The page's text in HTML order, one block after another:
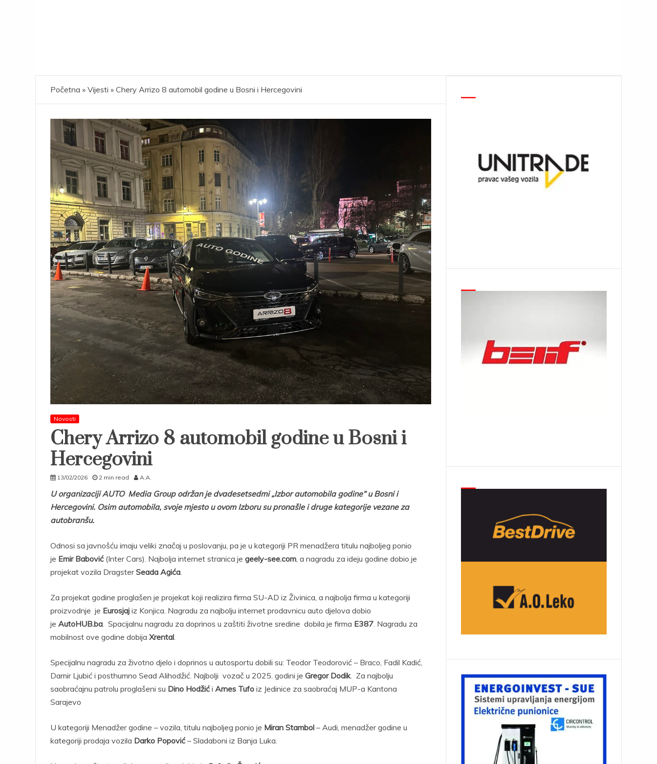
Početna » Vijesti » Chery Arrizo 8 automobil godine u Bosni i Hercegovini
Novosti
Chery Arrizo 8 automobil godine u Bosni i
Hercegovini
13/02/2026 2 min read A.A.
U organizaciji AUTO Media Group održan je dvadesetsedmi „Izbor automobila godine“ u Bosni i
Hercegovini. Osim automobila, svoje mjesto u ovom Izboru su pronašle i druge kategorije vezane za
autobranšu.
Odnosi sa javnošću imaju veliki značaj u poslovanju, pa je u kategoriji PR menadžera titulu najboljeg ponio
je Emir Babović (Inter Cars). Najbolja internet stranica je geely-see.com, a nagradu za ideju godine dobio je
projekat vozila DragsterSeada Agića.
Za projekat godine proglašen je projekat koji realizira firma SU-AD iz Živinica, a najbolja firma u kategoriji
proizvodnje je Eurosjaj iz Konjica. Nagradu za najbolju internet prodavnicu auto djelova dobio
je AutoHUB.ba. Spacijalnu nagradu za doprinos u zaštiti životne sredine dobila je firma E387. Nagradu za
mobilnost ove godine dobija Xrental.
Specijalnu nagradu za životno djelo i doprinos u autosportu dobili su: Teodor Teodorović – Braco, Fadil Kadić,
Damir Ljubić i posthumno Sead Alihodžić. Najbolji vozač u 2025. godini je Gregor Dodik. Za najbolju
saobraćajnu patrolu proglašeni su Dino Hodžić i Arnes Tufo iz Jedinice za saobraćaj MUP-a Kantona
Sarajevo
U kategoriji Menadžer godine – vozila, titulu najboljeg ponio je Miran Stambol – Audi, menadžer godine u
kategoriji prodaja vozila Darko Popović – Sladaboni iz Banja Luka.